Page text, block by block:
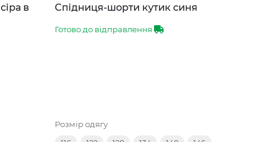
в
Спідниця-шорти кутик синя
Готово до відправлення
Розмір одягу